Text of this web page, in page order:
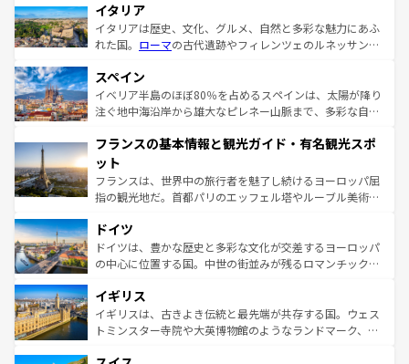
イタリア
イタリアは歴史、文化、グルメ、自然と多彩な魅力にあふ
れた国。 ローマの古代遺跡やフィレンツェのルネッサンス
ろん、トスカーナの美しい田園風景やアマルフィ海岸の絶
景など、自然景観も見逃せない。観光の合間には、本場の
ピザやパスタなど、絶品のイタリア料理を堪能することも
ませてくれるイタリアで、忘れられない旅をしてみよう！
なお、新着のイタリア情報は
しい。
スペイン
イベリア半島のほぼ80％を占めるスペインは、太陽が降り
注ぐ地中海沿岸から雄大なピレネー山脈まで、多彩な自然
文化が根付くこの国では、情熱的なフラメンコ、熱気あふ
れる闘牛、そして美味しいタパスが生活の一部となってい
る。首都マドリードの洗練された雰囲気や、バルセロナの
アートに溢れた街角から、地方では古代ローマ遺跡や中世
せる。地方によって風土や気候が異なるスペインはその個
性で訪れる人を魅了する。 なお、新着のスペイン情報は コ
ンテンツ一覧を参照してほしい。
フランスの基本情報と観光ガイド・有名観光スポ
ット
フランスは、世界中の旅行者を魅了し続けるヨーロッパ屈
指の観光地だ。首都パリのエッフェル塔やルーブル美術館
で、幅広い魅力が詰まっている。華麗な宮殿、歴史的な大
聖堂、美しいビーチ、そして豊かな自然が、訪れる者を心
から魅了する。また、フランスは美食の国としても知ら
いる。シャンパンの発祥地であるランス、プロヴァンスの
香り高いラベンダー畑など、多彩な楽しみ方が可能だ。さ
らに、パリ以外の地域にも魅力が溢れており、どの街角に
れる地方に足を運ぶとそれぞれで全く異なる文化を体験で
ドイツ
ドイツは、豊かな歴史と多彩な文化が交差するヨーロッパ
の中心に位置する国。中世の街並みが残るロマンチック街
顔を持つこの国は、どこを歩いても飽きることがない。ベ
ルリンの文化的活気、バイエルン州のアルプスの絶景、そ
してライン川沿いのワイン畑といった風景は必見。ビール
イギリス
イギリスは、古きよき伝統と最先端が共存する国。ウェス
トミンスター寺院や大英博物館のようなランドマーク、歴